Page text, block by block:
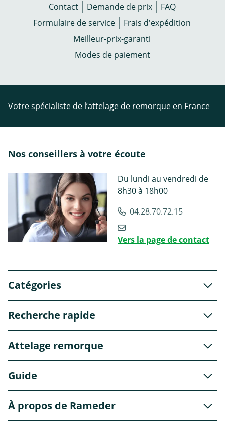
Contact Demande de prix
FAQ
Formulaire de service
Frais d'expédition
Meilleur-prix-garanti
Modes de paiement
Votre spécialiste de l’attelage de remorque en France
Nos conseillers à votre écoute
Du lundi au vendredi de
8h30 à 18h00
04.28.70.72.15
Vers la page de contact
Catégories
Recherche rapide
Attelage remorque
Guide
À propos de Rameder